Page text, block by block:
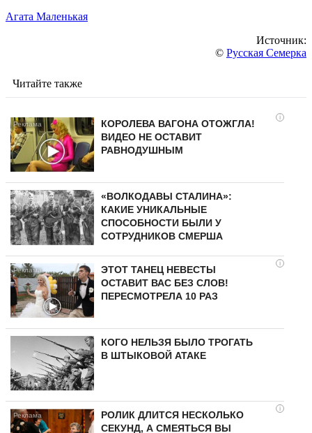
Агата Маленькая
Источник:
© Русская Семерка
Читайте также
i
КОРОЛЕВА ВАГОНА ОТОЖГЛА!
ВИДЕО НЕ ОСТАВИТ
РАВНОДУШНЫМ
«ВОЛКОДАВЫ СТАЛИНА»:
КАКИЕ УНИКАЛЬНЫЕ
СПОСОБНОСТИ БЫЛИ У
СОТРУДНИКОВ СМЕРША
i
ЭТОТ ТАНЕЦ НЕВЕСТЫ
ОСТАВИТ ВАС БЕЗ СЛОВ!
ПЕРЕСМОТРЕЛА 10 РАЗ
КОГО НЕЛЬЗЯ БЫЛО ТРОГАТЬ
В ШТЫКОВОЙ АТАКЕ
i
РОЛИК ДЛИТСЯ НЕСКОЛЬКО
СЕКУНД, А СМЕЯТЬСЯ ВЫ